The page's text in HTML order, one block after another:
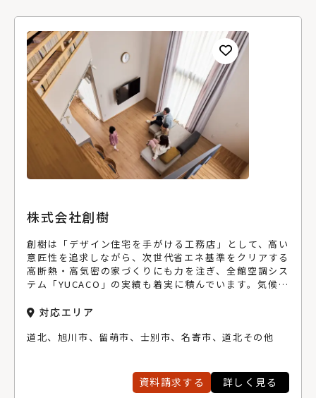
株式会社創樹
創樹は「デザイン住宅を手がける工務店」として、高い
意匠性を追求しながら、次世代省エネ基準をクリアする
高断熱・高気密の家づくりにも力を注ぎ、全館空調シス
テム「YUCACO」の実績も着実に積んでいます。気候条
実現できるのは、寒冷地の工務店だからこそのノウハウ
かけて一緒につくり上げていくスタイル。住まい手に寄
格のバランスを大切にしていきます。
対応エリア
道北、旭川市、留萌市、士別市、名寄市、道北その他
資料請求する 詳しく見る